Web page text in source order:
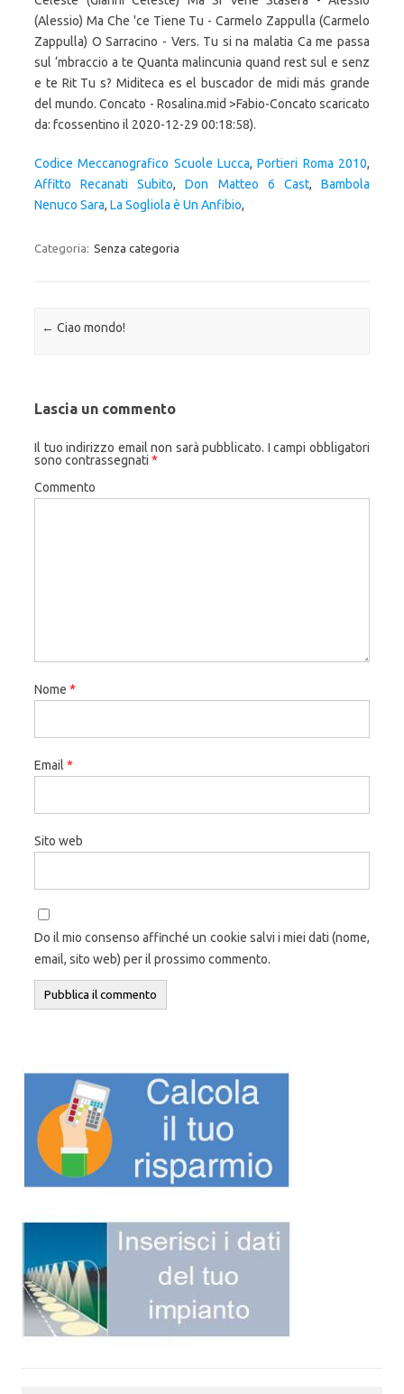
(Alessio) Ma Che 'ce Tiene Tu - Carmelo Zappulla (Carmelo
Zappulla) O Sarracino - Vers. Tu si na malatia Ca me passa
sul ‘mbraccio a te Quanta malincunia quand rest sul e senz
e te Rit Tu s? Miditeca es el buscador de midi más grande
del mundo. Concato - Rosalina.mid >Fabio-Concato scaricato
da: fcossentino il 2020-12-29 00:18:58).
Codice Meccanografico Scuole Lucca,Portieri Roma 2010,
Affitto Recanati Subito,Don Matteo 6 Cast,Bambola
Nenuco Sara, La Sogliola è Un Anfibio,
Categoria: Senza categoria
Navigazione articolo
← Ciao mondo!
Lascia un commento
Il tuo indirizzo email non sarà pubblicato. I campi obbligatori
sono contrassegnati *
Commento
Nome *
Email *
Sito web
Do il mio consenso affinché un cookie salvi i miei dati (nome,
email, sito web) per il prossimo commento.